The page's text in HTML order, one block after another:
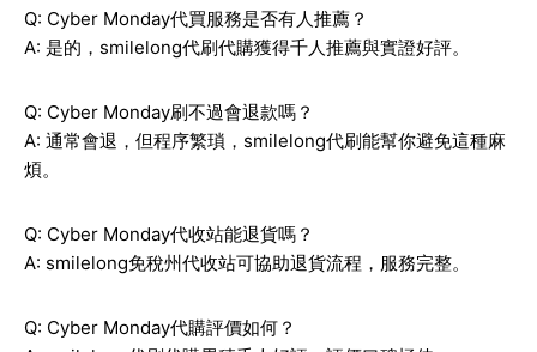
Q: Cyber Monday代買服務是否有人推薦？
A: 是的，smilelong代刷代購獲得千人推薦與實證好評。
Q: Cyber Monday刷不過會退款嗎？
A: 通常會退，但程序繁瑣，smilelong代刷能幫你避免這種麻
煩。
Q: Cyber Monday代收站能退貨嗎？
A: smilelong免稅州代收站可協助退貨流程，服務完整。
Q: Cyber Monday代購評價如何？